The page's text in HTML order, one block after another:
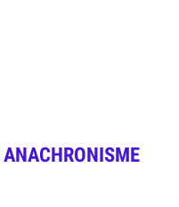
ANACHRONISME